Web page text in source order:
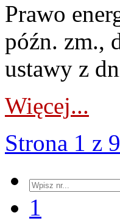
Prawo
późn. zm.,
ustawy z
Więcej...
Strona 1 z
1